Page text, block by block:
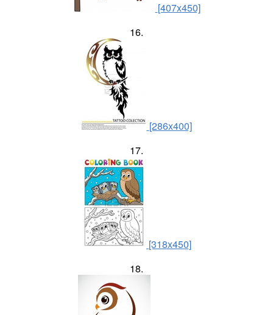
[407x450]
16.
[286x400]
17.
[318x450]
18.